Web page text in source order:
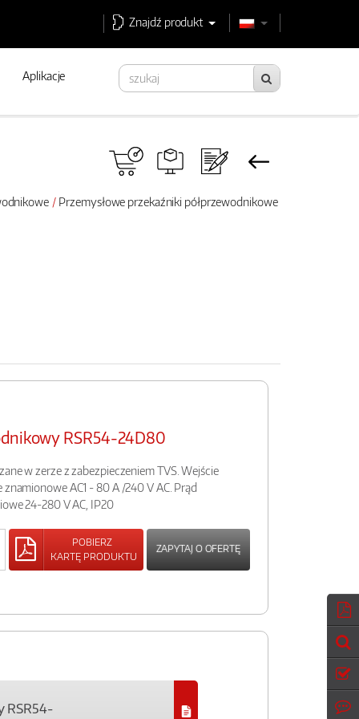
Znajdź produkt
Aplikacje
Przemysłowe przekaźniki półprzewodnikowe
RSR54-24D80
w zerze z zabezpieczeniem TVS. Wejście
znamionowe AC1 - 80 A /240 V AC. Prąd
24-280 V AC, IP20
POBIERZ
KARTĘ PRODUKTU
ZAPYTAJ O OFERTĘ
RSR54-